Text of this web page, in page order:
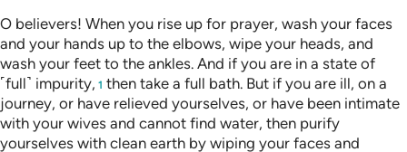
O believers! When you rise up for prayer, wash your faces
and your hands up to the elbows, wipe your heads, and
wash your feet to the ankles. And if you are in a state of
˹full˺ impurity, 1 then take a full bath. But if you are ill, on a
journey, or have relieved yourselves, or have been intimate
with your wives and cannot find water, then purify
yourselves with clean earth by wiping your faces and